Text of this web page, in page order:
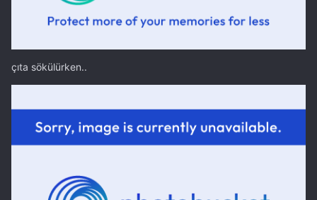
çıta sökülürken..